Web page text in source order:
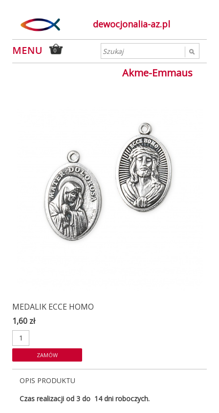
dewocjonalia-az.pl
0
Akme-Emmaus
MEDALIK ECCE HOMO
1,60 zł
OPIS PRODUKTU
Czas realizacji od 3 do 14 dni roboczych.